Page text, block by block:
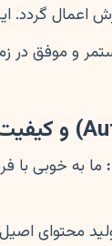
گردد.
و موفق در
ما به خوبی با
محتوای